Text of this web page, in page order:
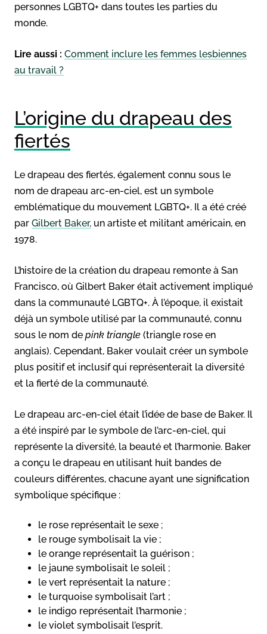
personnes LGBTQ+ dans toutes les parties du
monde.
Lire aussi : Comment inclure les femmes lesbiennes
au travail ?
L’origine du drapeau des
fiertés
Le drapeau des fiertés, également connu sous le
nom de drapeau arc-en-ciel, est un symbole
emblématique du mouvement LGBTQ+. Il a été créé
par Gilbert Baker, un artiste et militant américain, en
1978.
L’histoire de la création du drapeau remonte à San
Francisco, où Gilbert Baker était activement impliqué
dans la communauté LGBTQ+. À l’époque, il existait
déjà un symbole utilisé par la communauté, connu
sous le nom de pink triangle (triangle rose en
anglais). Cependant, Baker voulait créer un symbole
plus positif et inclusif qui représenterait la diversité
et la fierté de la communauté.
Le drapeau arc-en-ciel était l’idée de base de Baker. Il
a été inspiré par le symbole de l’arc-en-ciel, qui
représente la diversité, la beauté et l’harmonie. Baker
a conçu le drapeau en utilisant huit bandes de
couleurs différentes, chacune ayant une signification
symbolique spécifique :
le rose représentait le sexe ;
le rouge symbolisait la vie ;
le orange représentait la guérison ;
le jaune symbolisait le soleil ;
le vert représentait la nature ;
le turquoise symbolisait l’art ;
le indigo représentait l’harmonie ;
le violet symbolisait l’esprit.